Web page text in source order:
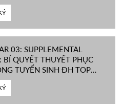
03: SUPPLEMENTAL
BÍ QUYẾT THUYẾT PHỤC
TUYỂN SINH ĐH TOP